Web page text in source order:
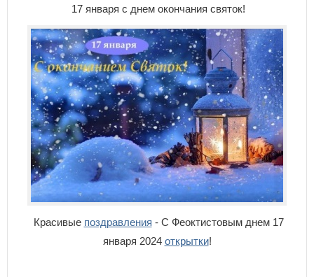
17 января с днем окончания святок!
Красивые поздравления - С Феоктистовым днем 17
января 2024 открытки!